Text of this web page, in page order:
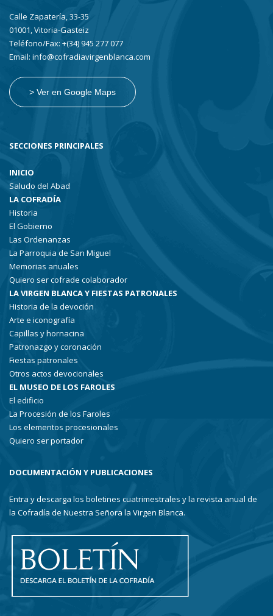
Calle Zapatería, 33-35
01001, Vitoria-Gasteiz
Teléfono/Fax: +(34) 945 277 077
Email: info@cofradiavirgenblanca.com
> Ver en Google Maps
SECCIONES PRINCIPALES
INICIO
Saludo del Abad
LA COFRADÍA
Historia
El Gobierno
Las Ordenanzas
La Parroquia de San Miguel
Memorias anuales
Quiero ser cofrade colaborador
LA VIRGEN BLANCA Y FIESTAS PATRONALES
Historia de la devoción
Arte e iconografía
Capillas y hornacina
Patronazgo y coronación
Fiestas patronales
Otros actos devocionales
EL MUSEO DE LOS FAROLES
El edificio
La Procesión de los Faroles
Los elementos procesionales
Quiero ser portador
DOCUMENTACIÓN Y PUBLICACIONES
Entra y descarga los boletines cuatrimestrales y la revista anual de
la Cofradía de Nuestra Señora la Virgen Blanca.